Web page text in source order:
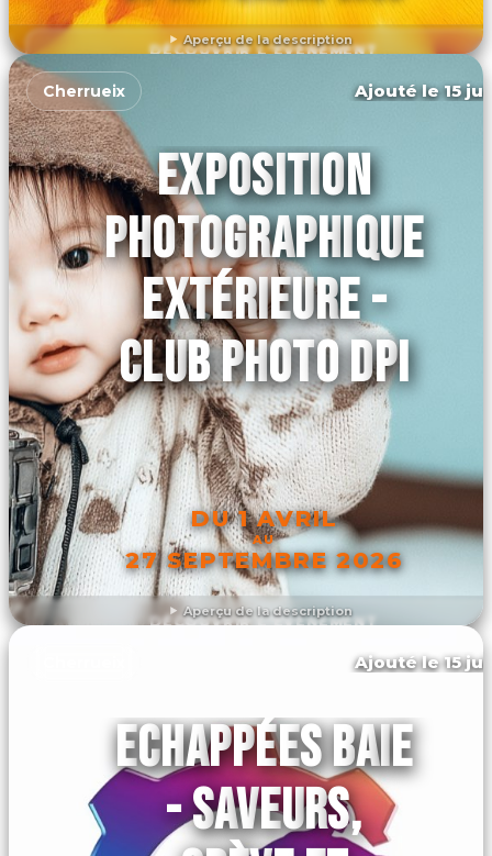
Aperçu de la description
DÉCOUVRIR L'ÉVÉNEMENT
Aperçu de la description
Cherrueix Ajouté le 15
EXPOSITION
PHOTOGRAPHIQUE
EXTÉRIEURE -
CLUB PHOTO DPI
DU 1 AVRIL
AU
27 SEPTEMBRE 2026
DÉCOUVRIR L'ÉVÉNEMENT
Ajouté le 15
ECHAPPÉES BAIE
- SAVEURS,